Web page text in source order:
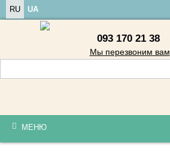
RU UA
093 170 21 38
Мы перезвоним вам
МЕНЮ